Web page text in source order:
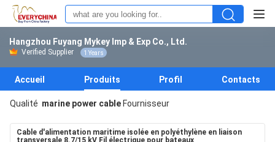
Hangzhou Fuyang Mykey Imp & Exp Co., Ltd.
Verified Supplier 1 Years
Accueil Produits Profil Contacts
Qualité marine power cable Fournisseur
Cable d'alimentation maritime isolée en polyéthylène en liaison
transversale 8.7/15 kV Fil électrique pour bateaux